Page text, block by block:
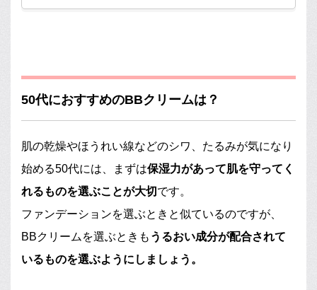
50代におすすめのBBクリームは？
肌の乾燥やほうれい線などのシワ、たるみが気になり
始める50代には、まずは保湿力があって肌を守ってく
れるものを選ぶことが大切です。
ファンデーションを選ぶときと似ているのですが、
BBクリームを選ぶときも うるおい成分が配合されて
いるものを選ぶようにしましょう。